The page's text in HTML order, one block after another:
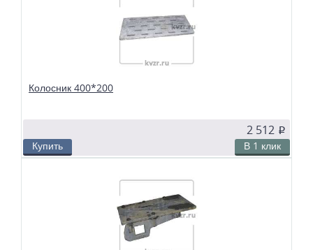
твердотопливных водогрейных и паровых котлов. Чтобы поддерживать в
топке устойчивый слой горящего топлива, дров, угля или брикетов, из
колосников собираются колосниковые решетки.
Колосник 400*200
2 512 p
Купить В 1 клик
твердотопливных водогрейных и паровых котлов. Чтобы поддерживать в
топке устойчивый слой горящего топлива, дров, угля или брикетов, из
колосников собираются колосниковые решетки.